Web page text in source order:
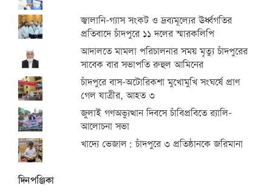
জ্বালানি-গ্যাস সংকট ও দ্রব্যমূল্যের ঊর্ধ্বগতির
প্রতিবাদে চাঁদপুরে ১১ দলের স্মারকলিপি
আদালতে মামলা পরিচালনার সময় মৃত্যু চাঁদপুরের
সাবেক বার সভাপতি রুহুল আমিনের
চাঁদপুরে বাস-অটোরিকশা মুখোমুখি সংঘর্ষে প্রাণ
গেল যাত্রীর, আহত ৩
জুলাই গণঅভ্যুত্থান দিবসে চাঁবিপ্রবিতে র‍্যালি-
আলোচনা সভা
খাদ্যে ভেজাল: চাঁদপুরে ৩ প্রতিষ্ঠানকে জরিমানা
দিনপঞ্জিকা